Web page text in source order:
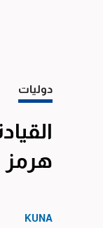
دوليات
هرمز
KUNA